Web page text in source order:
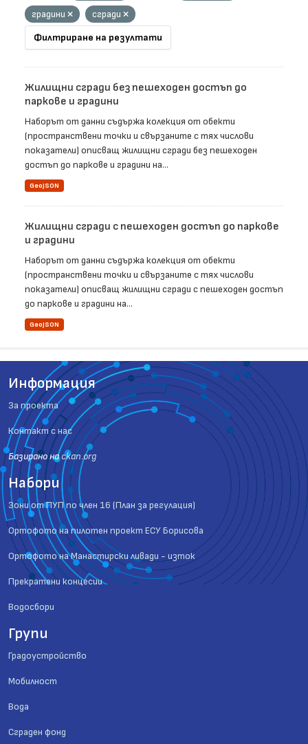
градини
сгради
Филтриране на резултати
Жилищни сгради без пешеходен достъп до
паркове и градини
Наборът от данни съдържа колекция от обекти
(пространствени точки и свързаните с тях числови
показатели) описващ жилищни сгради без пешеходен
достъп до паркове и градини на...
GeoJSON
Жилищни сгради с пешеходен достъп до паркове
и градини
Наборът от данни съдържа колекция от обекти
(пространствени точки и свързаните с тях числови
показатели) описващ жилищни сгради с пешеходен достъп
до паркове и градини на...
GeoJSON
Информация
За проекта
Контакт с нас
Базиранo наckan.org
Набори
Зони от ПУП по член 16 (План за регулация)
Ортофото на пилотен проект ЕСУ Борисова
Ортофото на Манастирски ливади - изток
Прекратени концесии
Водосбори
Групи
Градоустройство
Мобилност
Вода
Сграден фонд